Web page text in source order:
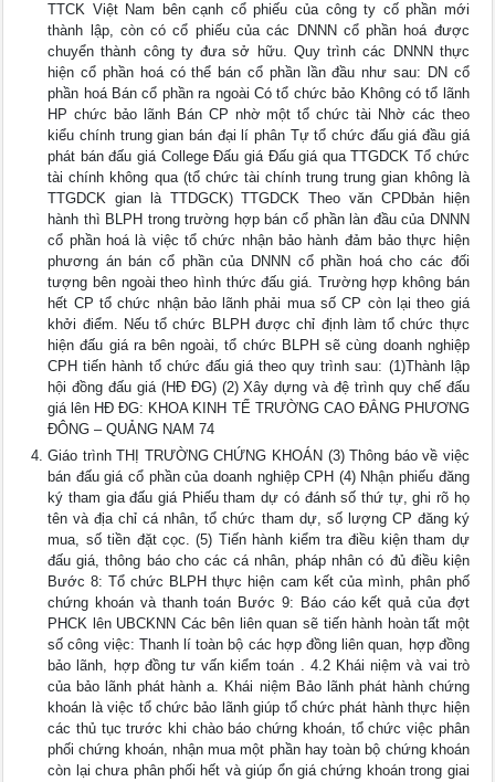
TTCK Việt Nam bên cạnh cổ phiếu của công ty cố phần mới
thành lập, còn có cổ phiếu của các DNNN cổ phần hoá được
chuyển thành công ty đưa sở hữu. Quy trình các DNNN thực
hiện cổ phần hoá có thể bán cổ phần lần đầu như sau: DN cổ
phần hoá Bán cổ phần ra ngoài Có tổ chức bảo Không có tổ lãnh
HP chức bảo lãnh Bán CP nhờ một tổ chức tài Nhờ các theo
kiểu chính trung gian bán đại lí phân Tự tổ chức đấu giá đầu giá
phát bán đấu giá College Đấu giá Đấu giá qua TTGDCK Tổ chức
tài chính không qua (tổ chức tài chính trung trung gian không là
TTGDCK gian là TTDGCK) TTGDCK Theo văn CPDbản hiện
hành thì BLPH trong trường hợp bán cổ phần làn đầu của DNNN
cổ phần hoá là việc tổ chức nhận bảo hành đảm bảo thực hiện
phương án bán cổ phần của DNNN cổ phần hoá cho các đối
tượng bên ngoài theo hình thức đấu giá. Trường hợp không bán
hết CP tổ chức nhận bảo lãnh phải mua số CP còn lại theo giá
khởi điểm. Nếu tổ chức BLPH được chỉ định làm tổ chức thực
hiện đấu giá ra bên ngoài, tổ chức BLPH sẽ cùng doanh nghiệp
CPH tiến hành tổ chức đấu giá theo quy trình sau: (1)Thành lập
hội đồng đấu giá (HĐ ĐG) (2) Xây dựng và đệ trình quy chế đấu
giá lên HĐ ĐG: KHOA KINH TẾ TRƯỜNG CAO ĐẲNG PHƯƠNG
ĐÔNG – QUẢNG NAM 74
Giáo trình THỊ TRƯỜNG CHỨNG KHOÁN (3) Thông báo về việc
bán đấu giá cổ phần của doanh nghiệp CPH (4) Nhận phiếu đăng
ký tham gia đấu giá Phiếu tham dự có đánh số thứ tự, ghi rõ họ
tên và địa chỉ cá nhân, tổ chức tham dự, số lượng CP đăng ký
mua, số tiền đặt cọc. (5) Tiến hành kiểm tra điều kiện tham dự
đấu giá, thông báo cho các cá nhân, pháp nhân có đủ điều kiện
Bước 8: Tổ chức BLPH thực hiện cam kết của mình, phân phố
chứng khoán và thanh toán Bước 9: Báo cáo kết quả của đợt
PHCK lên UBCKNN Các bên liên quan sẽ tiến hành hoàn tất một
số công việc: Thanh lí toàn bộ các hợp đồng liên quan, hợp đồng
bảo lãnh, hợp đồng tư vấn kiểm toán . 4.2 Khái niệm và vai trò
của bảo lãnh phát hành a. Khái niệm Bảo lãnh phát hành chứng
khoán là việc tổ chức bảo lãnh giúp tổ chức phát hành thực hiện
các thủ tục trước khi chào báo chứng khoán, tổ chức việc phân
phối chứng khoán, nhận mua một phần hay toàn bộ chứng khoán
còn lại chưa phân phối hết và giúp ổn giá chứng khoán trong giai